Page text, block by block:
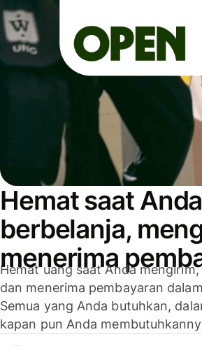
Hemat saat Anda
berbelanja,
menerima
Hemat uang saat Anda
dan menerima pembayaran
Semua yang Anda butuhkan,
kapan pun Anda